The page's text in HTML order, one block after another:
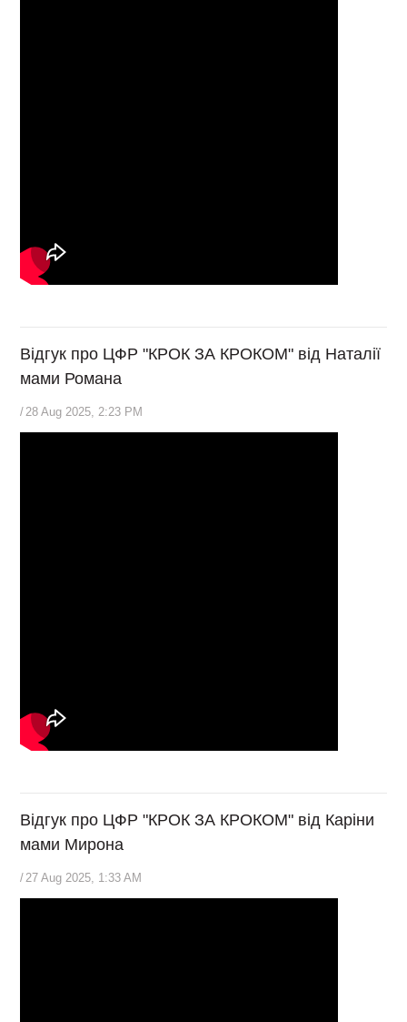
Відгук про ЦФР "КРОК ЗА КРОКОМ" від Наталії
мами Романа
/28 Aug 2025, 2:23 PM
Відгук про ЦФР "КРОК ЗА КРОКОМ" від Каріни
мами Мирона
/27 Aug 2025, 1:33 AM